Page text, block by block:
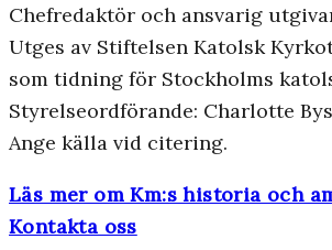
Chefredaktör och ansvarig
Utges av Stiftelsen Katolsk
som tidning för Stockholms
Styrelseordförande: Charlotte
Ange källa vid citering.
Läs mer om Km:s historia och
Kontakta oss